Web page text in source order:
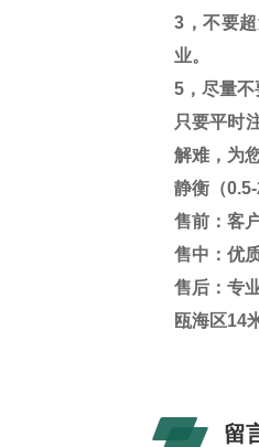
3 ，不要
业。
5 ，尽量
只要平时
解难，为
静衡（
售前：客
售中：优
售后：专
瓯海区14
留